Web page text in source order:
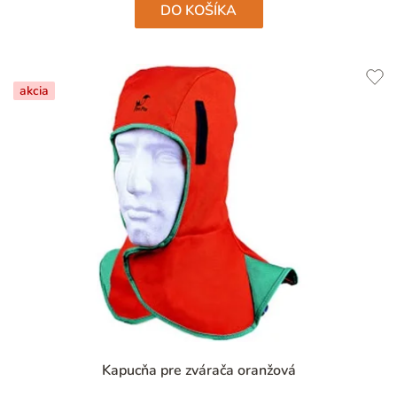
DO KOŠÍKA
akcia
Kapucňa pre zvárača oranžová
hodnotenie